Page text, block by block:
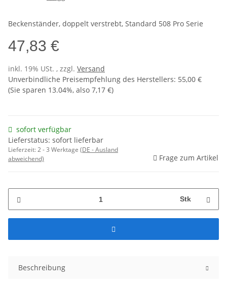
Beckenständer, doppelt verstrebt, Standard 508 Pro Serie
47,83 €
inkl. 19% USt. , zzgl. Versand
Unverbindliche Preisempfehlung des Herstellers: 55,00 €
(Sie sparen 13.04%, also 7,17 €)
sofort verfügbar
Lieferstatus: sofort lieferbar
Lieferzeit:2 - 3 Werktage (DE - Ausland
abweichend)
Frage zum Artikel
Stk
Beschreibung